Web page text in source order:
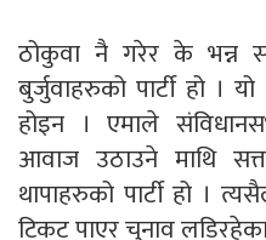
ठोकुवा नै गरेर के भन्न
बुर्जुवाहरुको पार्टी हो ।
होइन । एमाले
आवाज उठाउने माथि
थापाहरुको पार्टी हो ।
टिकट पाएर चुनाव